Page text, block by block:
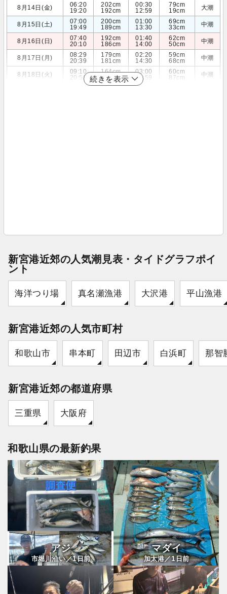
8月14日(金)
06:20
19:20
202cm
192cm
00:30
12:59
79cm
19cm
大潮
8月15日(土)
07:00
19:49
200cm
189cm
01:00
13:30
69cm
33cm
中潮
8月16日(日)
07:40
20:10
192cm
186cm
01:40
14:00
62cm
50cm
中潮
8月17日(月)
08:29
20:39
179cm
181cm
02:20
14:30
59cm
68cm
中潮
8月18日(火)
09:10
20:59
164cm
176cm
03:00
14:59
60cm
87cm
中潮
続きを表示
新宮港近郊の人気潮見表・タイドグラフポイ
ント
海洋つり場 真名瀬漁港 大沢港 平山漁港
新宮港近郊の人気市町村
和歌山市 串本町 田辺市 白浜町 那智
新宮港近郊の都道府県
三重県 大阪府
和歌山県の最新釣果
アジ
市堀川沿い／1日前
マダイ
加太港／1日前